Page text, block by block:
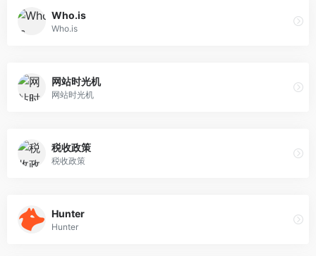
Who.is
Who.is
网站时光机
网站时光机
税收政策
税收政策
Hunter
Hunter